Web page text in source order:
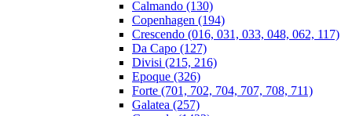
Calmando (130)
Copenhagen (194)
Crescendo (016, 031, 033, 048, 062, 117)
Da Capo (127)
Divisi (215, 216)
Epoque (326)
Forte (701, 702, 704, 707, 708, 711)
Galatea (257)